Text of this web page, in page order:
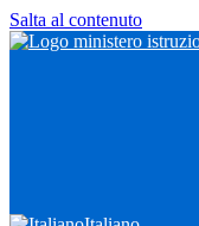
Salta al contenuto